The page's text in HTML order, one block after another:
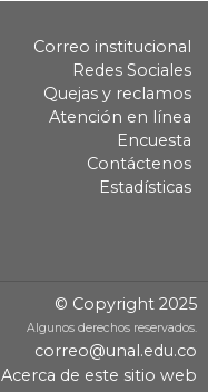
Correo institucional
Redes Sociales
Quejas y reclamos
Atención en línea
Encuesta
Contáctenos
Estadísticas
© Copyright 2025
Algunos derechos reservados.
correo@unal.edu.co
Acerca de este sitio web